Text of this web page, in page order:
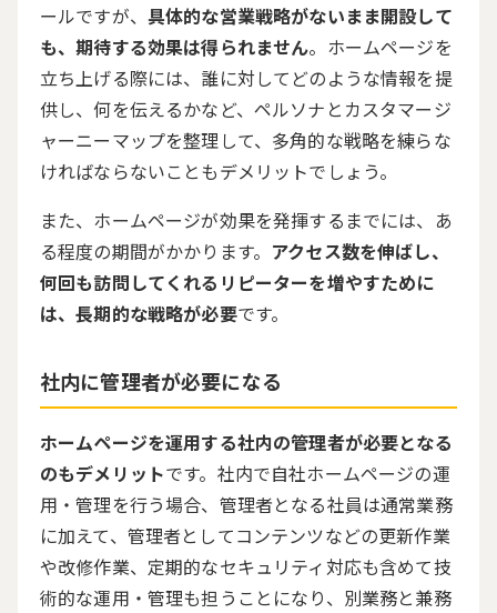
ールですが、 具体的な営業戦略がないまま開設して
も、期待する効果は得られません。ホームページを
立ち上げる際には、誰に対してどのような情報を提
供し、何を伝えるかなど、ペルソナとカスタマージ
ャーニーマップを整理して、多角的な戦略を練らな
ければならないこともデメリットでしょう。
また、ホームページが効果を発揮するまでには、あ
る程度の期間がかかります。 アクセス数を伸ばし、
何回も訪問してくれるリピーターを増やすために
は、長期的な戦略が必要です。
社内に管理者が必要になる
ホームページを運用する社内の管理者が必要となる
のもデメリットです。社内で自社ホームページの運
用・管理を行う場合、管理者となる社員は通常業務
に加えて、管理者としてコンテンツなどの更新作業
や改修作業、定期的なセキュリティ対応も含めて技
術的な運用・管理も担うことになり、別業務と兼務